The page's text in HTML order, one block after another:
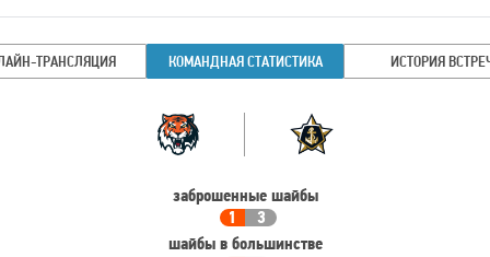
ТРАНСЛЯЦИЯ КОМАНДНАЯ СТАТИСТИКА ИСТОРИЯ
Команда
заброшенные шайбы
1
3
шайбы в большинстве